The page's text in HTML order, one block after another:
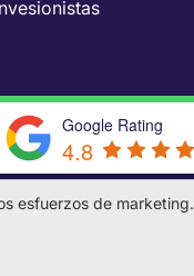
Google Rating
4.8
esfuerzos de marketing.